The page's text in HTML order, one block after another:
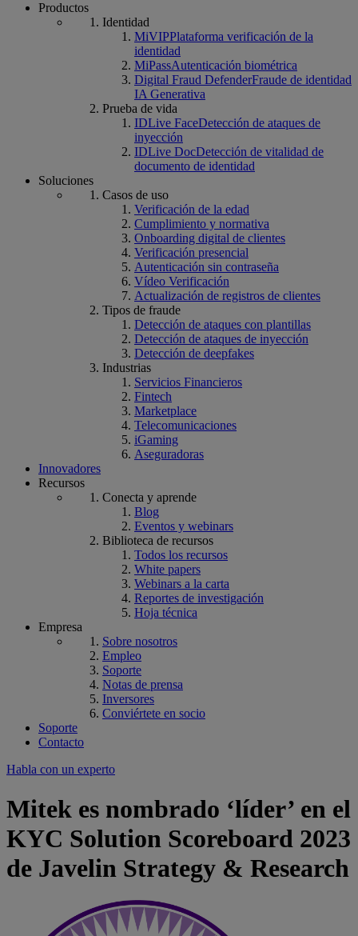
Productos
Identidad
MiVIPPlataforma verificación de la
identidad
MiPassAutenticación biométrica
Digital Fraud DefenderFraude de identidad
IA Generativa
Prueba de vida
IDLive FaceDetección de ataques de
inyección
IDLive DocDetección de vitalidad de
documento de identidad
Soluciones
Casos de uso
Verificación de la edad
Cumplimiento y normativa
Onboarding digital de clientes
Verificación presencial
Autenticación sin contraseña
Vídeo Verificación
Actualización de registros de clientes
Tipos de fraude
Detección de ataques con plantillas
Detección de ataques de inyección
Detección de deepfakes
Industrias
Servicios Financieros
Fintech
Marketplace
Telecomunicaciones
iGaming
Aseguradoras
Innovadores
Recursos
Conecta y aprende
Blog
Eventos y webinars
Biblioteca de recursos
Todos los recursos
White papers
Webinars a la carta
Reportes de investigación
Hoja técnica
Empresa
Sobre nosotros
Empleo
Soporte
Notas de prensa
Inversores
Conviértete en socio
Soporte
Contacto
Habla con un experto
Mitek es nombrado ‘líder’ en el
KYC Solution Scoreboard 2023
de Javelin Strategy & Research